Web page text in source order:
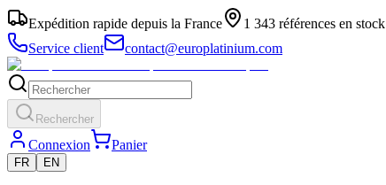
Expédition rapide depuis la France
1 343 références en stock
Service client
contact@europlatinium.com
Rechercher
Connexion Panier
FR EN